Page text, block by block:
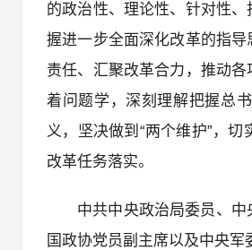
的政治性、理论性、针对性
握进一步全面深化改革的指
责任、汇聚改革合力，推动
着问题学，深刻理解把握总
义，坚决做到“两个维护”，
改革任务落实。
中共中央政治局委员、
国政协党员副主席以及中央军